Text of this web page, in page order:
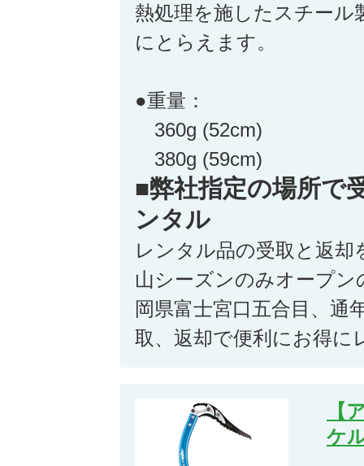
熱処理を施したスチール
にとらえます。
●重量：
360g (52cm)
380g (59cm)
■弊社指定の場所で
ンタル
レンタル品の受取と返却
山シーズンのみオープン
岡県富士宮口五合目、通
取、返却で便利にお得に
【
ケ